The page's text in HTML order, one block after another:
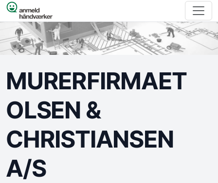
Spring til indhold
MURERFIRMAET
OLSEN &
CHRISTIANSEN
A/S